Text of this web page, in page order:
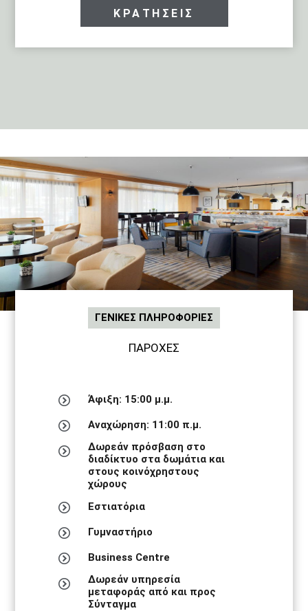
ΚΡΑΤΗΣΕΙΣ
ΓΕΝΙΚΕΣ ΠΛΗΡΟΦΟΡΙΕΣ
ΠΑΡΟΧΕΣ
Άφιξη: 15:00 μ.μ.
Αναχώρηση: 11:00 π.μ.
Δωρεάν πρόσβαση στο
διαδίκτυο στα δωμάτια και
στους κοινόχρηστους
χώρους
Εστιατόρια
Γυμναστήριο
Business Centre
Δωρεάν υπηρεσία
μεταφοράς από και προς
Σύνταγμα